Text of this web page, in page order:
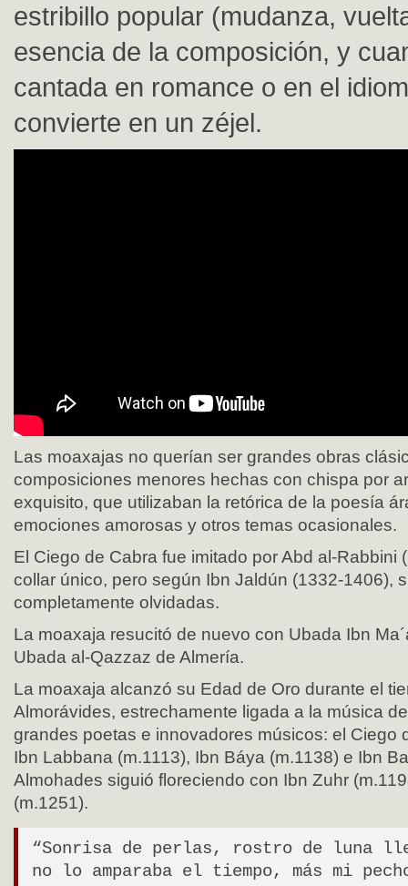
estribillo popular (mudanza,
esencia de la composición, y
cantada en romance o en el
convierte en un zéjel.
Las moaxajas no querían ser grandes obras
composiciones menores hechas con chispa por
exquisito, que utilizaban la retórica de la poesía
emociones amorosas y otros temas ocasionales.
El Ciego de Cabra fue imitado por Abd al-Rabbini
collar único, pero según Ibn Jaldún (1332-1406),
completamente olvidadas.
La moaxaja resucitó de nuevo con Ubada Ibn
Ubada al-Qazzaz de Almería.
La moaxaja alcanzó su Edad de Oro durante el
Almorávides, estrechamente ligada a la música
grandes poetas e innovadores músicos: el Ciego
Ibn Labbana (m.1113), Ibn Báya (m.1138) e Ibn
Almohades siguió floreciendo con Ibn Zuhr
(m.1251).
“Sonrisa de perlas, rostro de luna
no lo amparaba el tiempo, más mi